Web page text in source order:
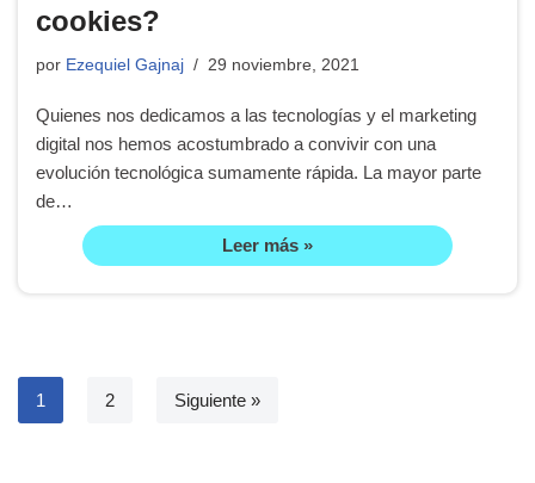
cookies?
por Ezequiel Gajnaj 29 noviembre, 2021
Quienes nos dedicamos a las tecnologías y el marketing
digital nos hemos acostumbrado a convivir con una
evolución tecnológica sumamente rápida. La mayor parte
de…
Leer más »
1 2 Siguiente »